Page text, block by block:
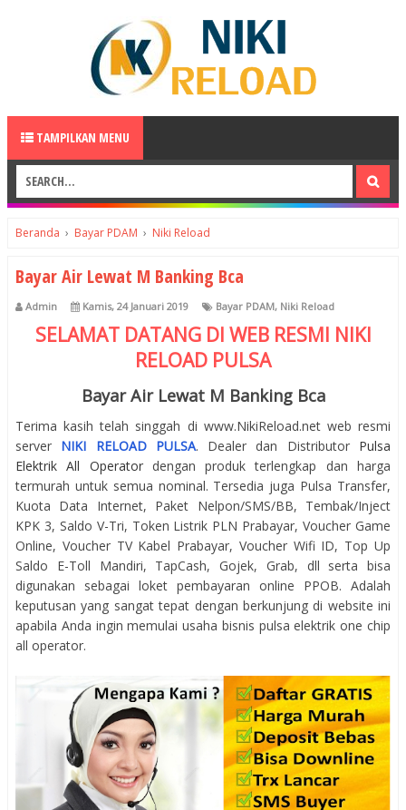
TAMPILKAN MENU
Beranda › Bayar PDAM › Niki Reload
Bayar Air Lewat M Banking Bca
Admin Kamis, 24 Januari 2019 Bayar PDAM, Niki Reload
SELAMAT DATANG DI WEB RESMI NIKI
RELOAD PULSA
Bayar Air Lewat M Banking Bca
Terima kasih telah singgah di www.NikiReload.net web resmi
server NIKI RELOAD PULSA. Dealer dan Distributor Pulsa
Elektrik All Operatordengan produk terlengkap dan harga
termurah untuk semua nominal. Tersedia juga Pulsa Transfer,
Kuota Data Internet, Paket Nelpon/SMS/BB, Tembak/Inject
KPK 3, Saldo V-Tri, Token Listrik PLN Prabayar, Voucher Game
Online, Voucher TV Kabel Prabayar, Voucher Wifi ID, Top Up
Saldo E-Toll Mandiri, TapCash, Gojek, Grab, dll serta bisa
digunakan sebagai loket pembayaran online PPOB. Adalah
keputusan yang sangat tepat dengan berkunjung di website ini
apabila Anda ingin memulai usaha bisnis pulsa elektrik one chip
all operator.